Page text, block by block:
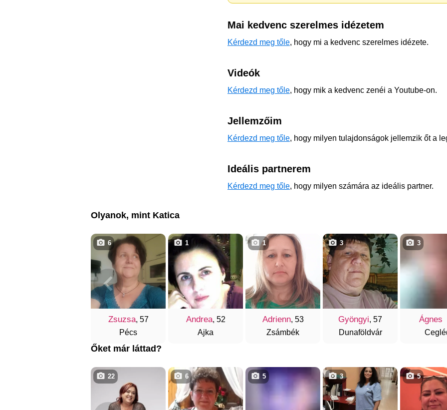
Mai kedvenc szerelmes idézetem
Kérdezd meg tőle, hogy mi a kedvenc szerelmes idézete.
Videók
Kérdezd meg tőle, hogy mik a kedvenc zenéi a Youtube-on.
Jellemzőim
Kérdezd meg tőle, hogy milyen tulajdonságok jellemzik őt a
Ideális partnerem
Kérdezd meg tőle, hogy milyen számára az ideális partner.
Olyanok, mint Katica
Zsuzsa, 57
Pécs
6
Andrea, 52
Ajka
1
Adrienn, 53
Zsámbék
1
Gyöngyi, 57
Dunaföldvár
3
Ágnes
3
Őket már láttad?
22 6 5 3 5